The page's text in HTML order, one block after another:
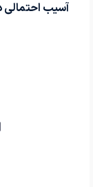
آسیب احتمالی